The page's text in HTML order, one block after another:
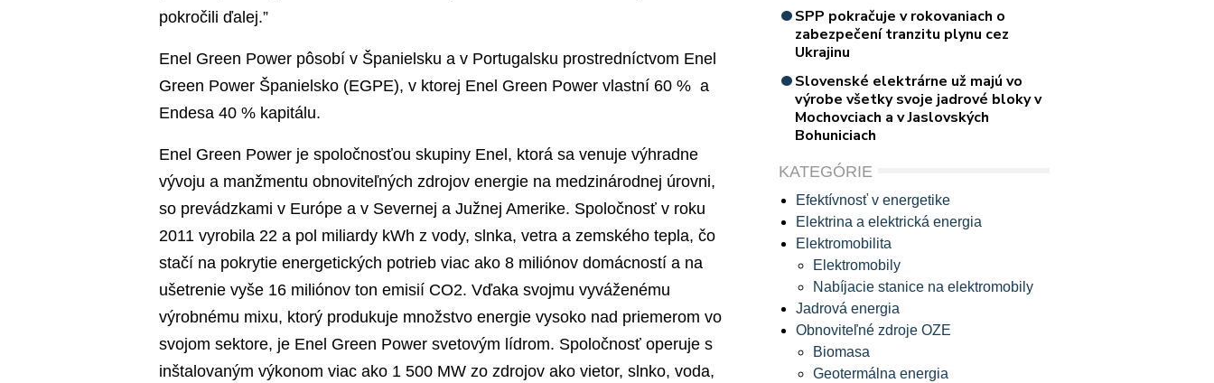
pokročili ďalej.”
Enel Green Power pôsobí v Španielsku a v Portugalsku prostredníctvom Enel
Green Power Španielsko (EGPE), v ktorej Enel Green Power vlastní 60 % a
Endesa 40 % kapitálu.
Enel Green Power je spoločnosťou skupiny Enel, ktorá sa venuje výhradne
vývoju a manžmentu obnoviteľných zdrojov energie na medzinárodnej úrovni,
so prevádzkami v Európe a v Severnej a Južnej Amerike. Spoločnosť v roku
2011 vyrobila 22 a pol miliardy kWh z vody, slnka, vetra a zemského tepla, čo
stačí na pokrytie energetických potrieb viac ako 8 miliónov domácností a na
ušetrenie vyše 16 miliónov ton emisií CO2. Vďaka svojmu vyváženému
výrobnému mixu, ktorý produkuje množstvo energie vysoko nad priemerom vo
svojom sektore, je Enel Green Power svetovým lídrom. Spoločnosť operuje s
inštalovaným výkonom viac ako 1 500 MW zo zdrojov ako vietor, slnko, voda,
SPP pokračuje v rokovaniach o
zabezpečení tranzitu plynu cez
Ukrajinu
Slovenské elektrárne už majú vo
výrobe všetky svoje jadrové bloky v
Mochovciach a v Jaslovských
Bohuniciach
KATEGÓRIE
Efektívnosť v energetike
Elektrina a elektrická energia
Elektromobilita
Elektromobily
Nabíjacie stanice na elektromobily
Jadrová energia
Obnoviteľné zdroje OZE
Biomasa
Geotermálna energia